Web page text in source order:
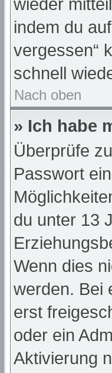
wieder
indem du
vergessen“
schnell
Nach oben
» Ich habe
Überprüfe
Passwort
du unter 13
Wenn dies
werden. Bei
erst
oder ein
Aktivierung